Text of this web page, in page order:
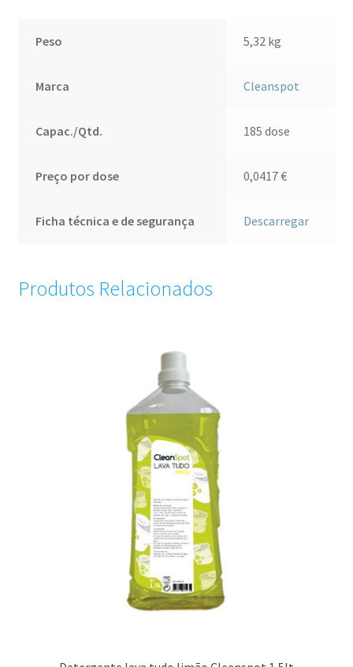
Peso 5,32 kg
Marca Cleanspot
Capac./Qtd. 185 dose
Preço por dose 0,0417€
Ficha técnica e de segurança Descarregar
Produtos Relacionados